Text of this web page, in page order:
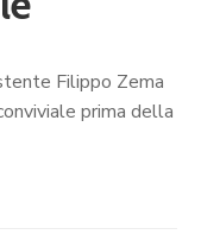
Filippo Zema
prima della